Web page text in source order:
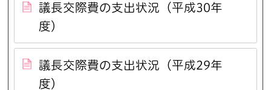
議長交際費の支出状況（平成30年
度）
議長交際費の支出状況（平成29年
度）